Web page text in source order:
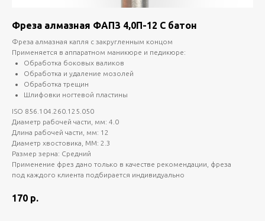
Фреза алмазная ФАПЗ 4,0П-12 С батон
Фреза алмазная капля с закругленным концом
Применяется в аппаратном маникюре и педикюре:
Обработка боковых валиков
Обработка и удаление мозолей
Обработка трещин
Шлифовки ногтевой пластины
ISO 856.104.260.125.050
Диаметр рабочей части, мм: 4.0
Длина рабочей части, мм: 12
Диаметр хвостовика, ММ: 2.3
Размер зерна: Средний
Применение фрез дано только в качестве рекомендации, фреза
под каждого клиента подбирается индивидуально
170 р.